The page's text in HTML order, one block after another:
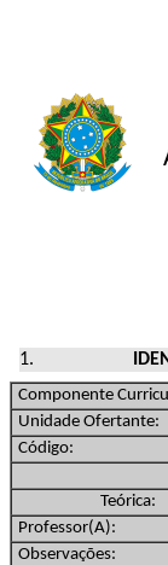
Componente
Unidade Ofertante:
Código:
Teórica:
Professor(A):
Observações: